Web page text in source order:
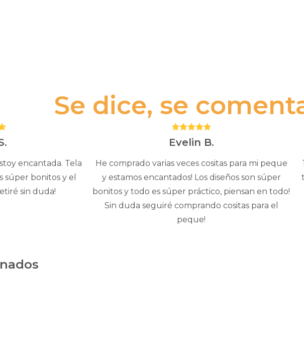
Se dice, se
encantada. Tela
súper bonitos y el
sin duda!
Puntuación:
5
Evelin B.
He comprado varias veces cositas para mi peque
y estamos encantados! Los diseños son súper
bonitos y todo es súper práctico, piensan en todo!
Sin duda seguiré comprando cositas para el
peque!